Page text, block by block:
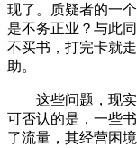
现了。质疑者的一
是不务正业？与此
不买书，打完卡就
助。
这些问题，现实
可否认的是，一些
了流量，其经营困